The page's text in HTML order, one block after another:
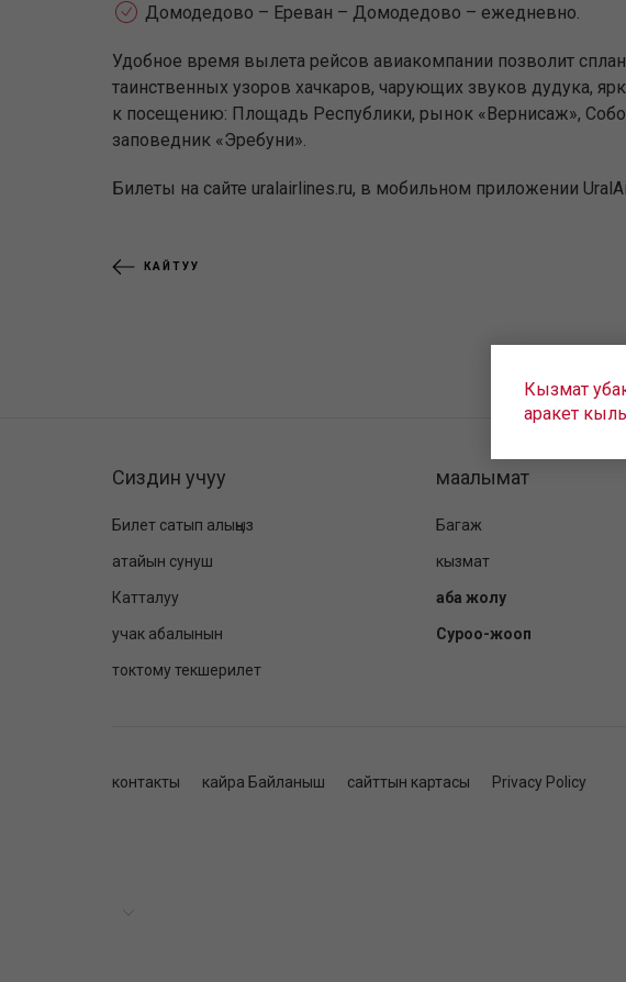
Домодедово – Ереван – Домодедово – ежедневно.
Удобное время вылета рейсов авиакомпании позволит
таинственных узоров хачкаров, чарующих звуков дудука,
к посещению: Площадь Республики, рынок «Вернисаж»,
заповедник «Эребуни».
Билеты на сайте uralairlines.ru, в мобильном приложении
КАЙТУУ
Кызмат
аракет
Сиздин учуу
Билет сатып алыңыз
атайын сунуш
Катталуу
учак абалынын
токтому текшерилет
маалымат
Багаж
кызмат
аба жолу
Суроо-жооп
контакты кайра Байланыш сайттын картасы Privacy Policy